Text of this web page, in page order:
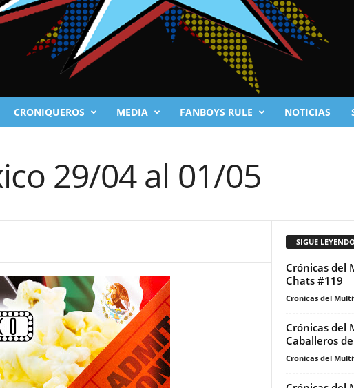
CRONIQUEROS MEDIA FANBOYS RULE NOTICIAS
29/04 al 01/05
SIGUE LEYENDO
Crónicas del
Chats #119
Cronicas del
Crónicas del
Caballeros
Cronicas del